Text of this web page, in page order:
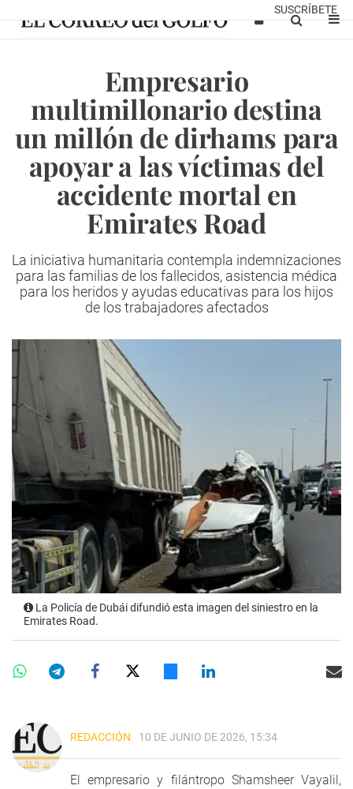
SUSCRÍBETE
Empresario
multimillonario destina
un millón de dirhams para
apoyar a las víctimas del
accidente mortal en
Emirates Road
La iniciativa humanitaria contempla indemnizaciones
para las familias de los fallecidos, asistencia médica
para los heridos y ayudas educativas para los hijos
de los trabajadores afectados
La Policía de Dubái difundió esta imagen del siniestro en la
Emirates Road.
REDACCIÓN 10 DE JUNIO DE 2026, 15:34
El empresario y filántropo Shamsheer Vayalil,